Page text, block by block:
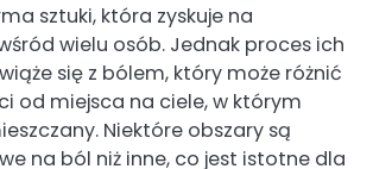
sztuki, która zyskuje na
wielu osób. Jednak proces ich
się z bólem, który może różnić
od miejsca na ciele, w którym
Niektóre obszary są
na ból niż inne, co jest istotne dla